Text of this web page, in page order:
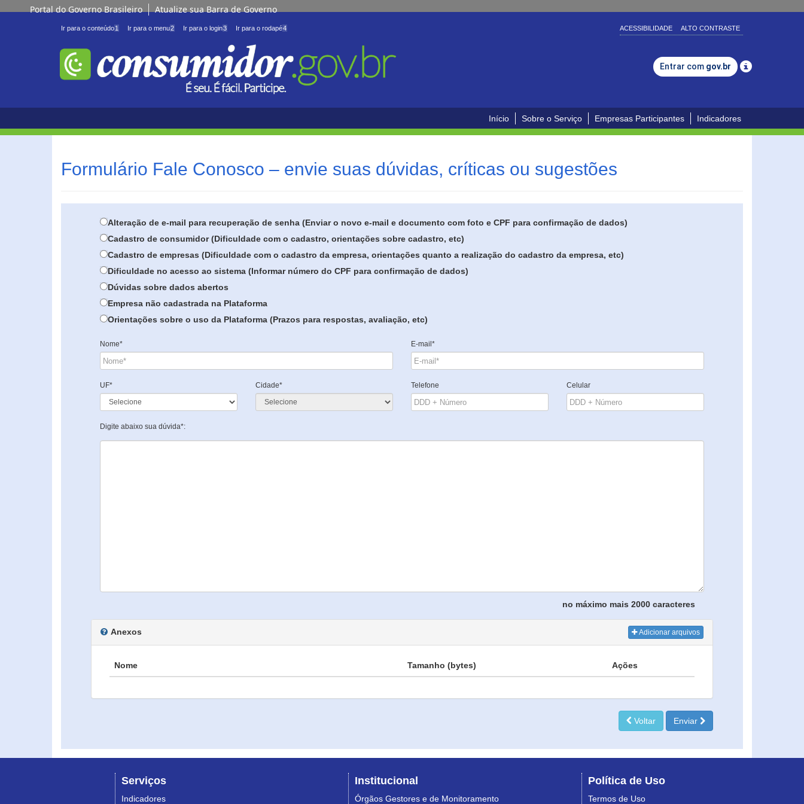
Portal do Governo Brasileiro Atualize sua Barra de Governo
Ir para o conteúdo1 Ir para o menu2 Ir para o login3 Ir para o rodapé4 ACESSIBILIDADE ALTO CONTRASTE
Entrar com gov.br
Início Sobre o Serviço Empresas Participantes Indicadores
Formulário Fale Conosco – envie suas dúvidas, críticas ou sugestões
Alteração de e-mail para recuperação de senha (Enviar o novo e-mail e documento com foto e CPF para confirmação de dados)
Cadastro de consumidor (Dificuldade com o cadastro, orientações sobre cadastro, etc)
Cadastro de empresas (Dificuldade com o cadastro da empresa, orientações quanto a realização do cadastro da empresa, etc)
Dificuldade no acesso ao sistema (Informar número do CPF para confirmação de dados)
Dúvidas sobre dados abertos
Empresa não cadastrada na Plataforma
Orientações sobre o uso da Plataforma (Prazos para respostas, avaliação, etc)
Nome* E-mail*
UF* Cidade* Telefone Celular
Digite abaixo sua dúvida*:
no máximo mais 2000 caracteres
Anexos Adicionar arquivos
Nome Tamanho (bytes) Ações
Voltar Enviar
Serviços
Indicadores
Institucional
Órgãos Gestores e de Monitoramento
Política de Uso
Termos de Uso